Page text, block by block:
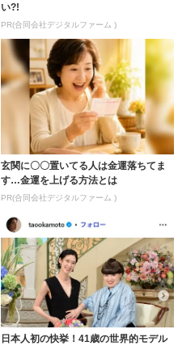
い?!
PR(合同会社デジタルファーム )
玄関に〇〇置いてる人は金運落ちてま
す…金運を上げる方法とは
PR(合同会社デジタルファーム )
日本人初の快挙！41歳の世界的モデル